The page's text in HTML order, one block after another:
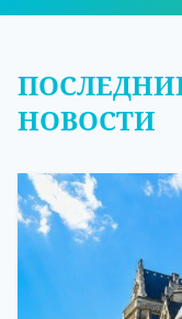
НОВОСТИ